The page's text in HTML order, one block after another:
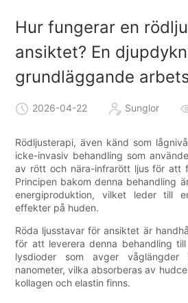
Hur fungerar en
ansiktet? En
grundläggande
2026-04-22 Sunglor
Rödljusterapi, även känd som
icke-invasiv behandling som
av rött och nära-infrarött ljus för att
Principen bakom denna behandling
energiproduktion, vilket leder till
effekter på huden.
Röda ljusstavar för ansiktet är
för att leverera denna behandling
lysdioder som avger
nanometer, vilka absorberas av
kollagen och elastin finns.